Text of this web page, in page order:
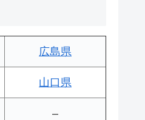
広島県
山口県
–